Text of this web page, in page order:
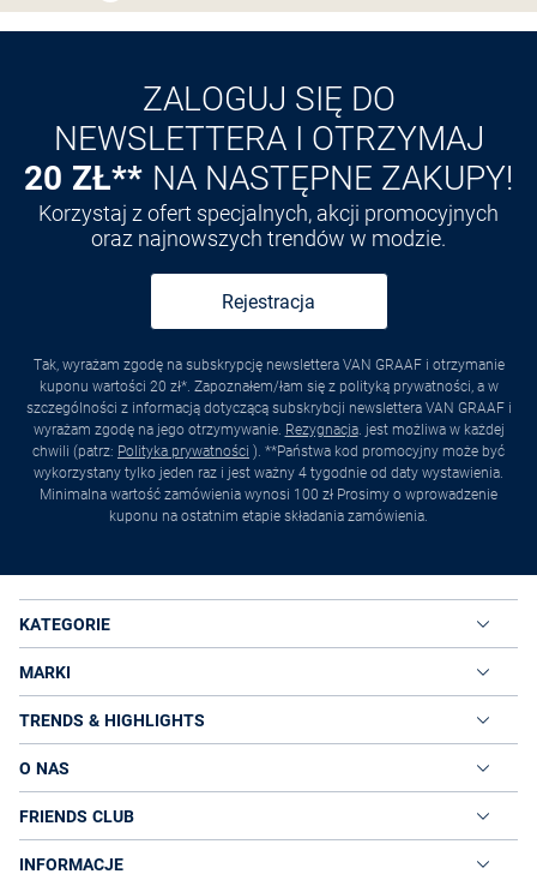
Odkryj aplikację VANGRAAF
ZALOGUJ SIĘ DO
NEWSLETTERA I OTRZYMAJ
20 ZŁ** NA NASTĘPNE ZAKUPY!
Korzystaj z ofert specjalnych, akcji promocyjnych
oraz najnowszych trendów w modzie.
Rejestracja
Tak, wyrażam zgodę na subskrypcję newslettera VAN GRAAF i otrzymanie
kuponu wartości 20 zł*. Zapoznałem/łam się z polityką prywatności, a w
szczególności z informacją dotyczącą subskrybcji newslettera VAN GRAAF i
wyrażam zgodę na jego otrzymywanie. Rezygnacja. jest możliwa w każdej
chwili (patrz: Polityka prywatności ). **Państwa kod promocyjny może być
wykorzystany tylko jeden raz i jest ważny 4 tygodnie od daty wystawienia.
Minimalna wartość zamówienia wynosi 100 zł Prosimy o wprowadzenie
kuponu na ostatnim etapie składania zamówienia.
KATEGORIE
MARKI
TRENDS & HIGHLIGHTS
O NAS
FRIENDS CLUB
INFORMACJE